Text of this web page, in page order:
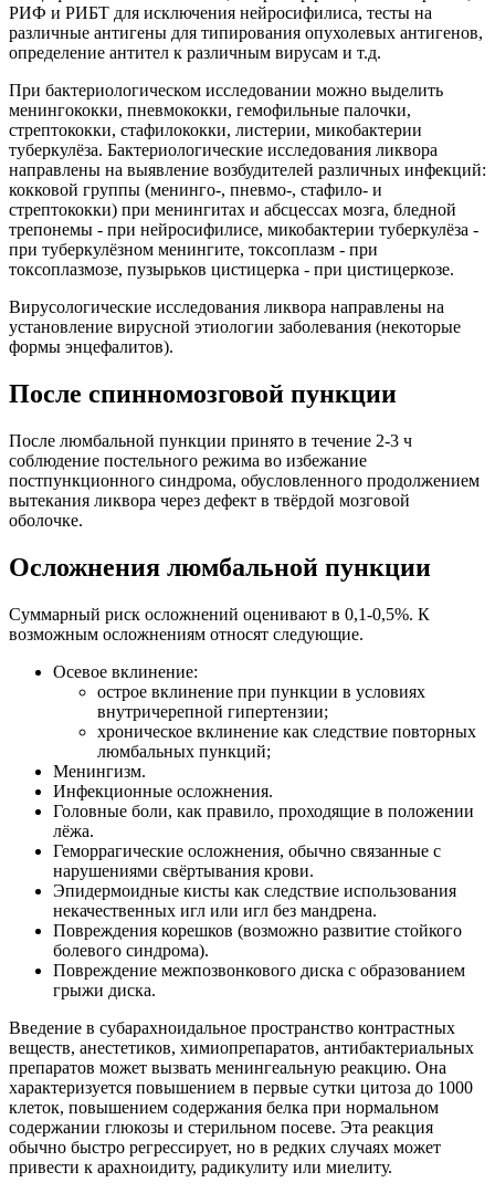
РИФ и РИБТ для исключения нейросифилиса, тесты на
различные антигены для типирования опухолевых антигенов,
определение антител к различным вирусам и т.д.
При бактериологическом исследовании можно выделить
менингококки, пневмококки, гемофильные палочки,
стрептококки, стафилококки, листерии, микобактерии
туберкулёза. Бактериологические исследования ликвора
направлены на выявление возбудителей различных инфекций:
кокковой группы (менинго-, пневмо-, стафило- и
стрептококки) при менингитах и абсцессах мозга, бледной
трепонемы - при нейросифилисе, микобактерии туберкулёза -
при туберкулёзном менингите, токсоплазм - при
токсоплазмозе, пузырьков цистицерка - при цистицеркозе.
Вирусологические исследования ликвора направлены на
установление вирусной этиологии заболевания (некоторые
формы энцефалитов).
После спинномозговой пункции
После люмбальной пункции принято в течение 2-3 ч
соблюдение постельного режима во избежание
постпункционного синдрома, обусловленного продолжением
вытекания ликвора через дефект в твёрдой мозговой
оболочке.
Осложнения люмбальной пункции
Суммарный риск осложнений оценивают в 0,1-0,5%. К
возможным осложнениям относят следующие.
Осевое вклинение:
острое вклинение при пункции в условиях
внутричерепной гипертензии;
хроническое вклинение как следствие повторных
люмбальных пункций;
Менингизм.
Инфекционные осложнения.
Головные боли, как правило, проходящие в положении
лёжа.
Геморрагические осложнения, обычно связанные с
нарушениями свёртывания крови.
Эпидермоидные кисты как следствие использования
некачественных игл или игл без мандрена.
Повреждения корешков (возможно развитие стойкого
болевого синдрома).
Повреждение межпозвонкового диска с образованием
грыжи диска.
Введение в субарахноидальное пространство контрастных
веществ, анестетиков, химиопрепаратов, антибактериальных
препаратов может вызвать менингеальную реакцию. Она
характеризуется повышением в первые сутки цитоза до 1000
клеток, повышением содержания белка при нормальном
содержании глюкозы и стерильном посеве. Эта реакция
обычно быстро регрессирует, но в редких случаях может
привести к арахноидиту, радикулиту или миелиту.